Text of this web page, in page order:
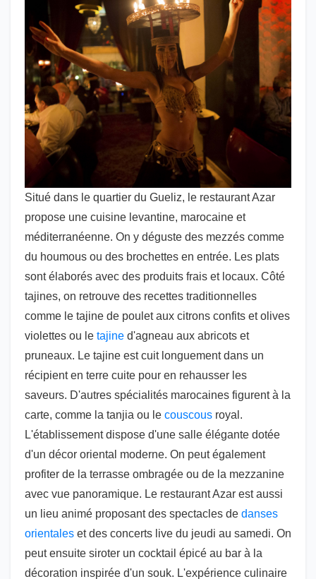
Situé dans le quartier du Gueliz, le restaurant Azar
propose une cuisine levantine, marocaine et
méditerranéenne. On y déguste des mezzés comme
du houmous ou des brochettes en entrée. Les plats
sont élaborés avec des produits frais et locaux. Côté
tajines, on retrouve des recettes traditionnelles
comme le tajine de poulet aux citrons confits et olives
violettes ou le tajine d'agneau aux abricots et
pruneaux. Le tajine est cuit longuement dans un
récipient en terre cuite pour en rehausser les
saveurs. D'autres spécialités marocaines figurent à la
carte, comme la tanjia ou le couscous royal.
L'établissement dispose d'une salle élégante dotée
d'un décor oriental moderne. On peut également
profiter de la terrasse ombragée ou de la mezzanine
avec vue panoramique. Le restaurant Azar est aussi
un lieu animé proposant des spectacles de danses
orientales et des concerts live du jeudi au samedi. On
peut ensuite siroter un cocktail épicé au bar à la
décoration inspirée d'un souk. L'expérience culinaire